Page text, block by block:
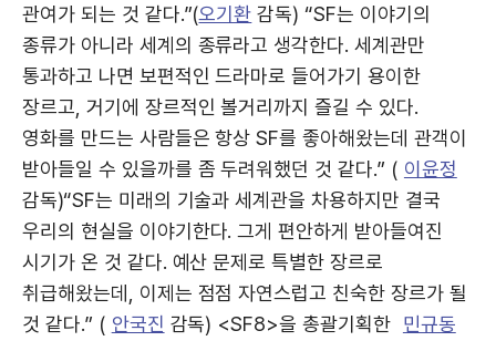
관여가 되는 것 같다.”(오기환 감독) “SF는 이야기의
종류가 아니라 세계의 종류라고 생각한다. 세계관만
통과하고 나면 보편적인 드라마로 들어가기 용이한
장르고, 거기에 장르적인 볼거리까지 즐길 수 있다.
영화를 만드는 사람들은 항상 SF를 좋아해왔는데 관객이
받아들일 수 있을까를 좀 두려워했던 것 같다.” ( 이윤정
감독)“SF는 미래의 기술과 세계관을 차용하지만 결국
우리의 현실을 이야기한다. 그게 편안하게 받아들여진
시기가 온 것 같다. 예산 문제로 특별한 장르로
취급해왔는데, 이제는 점점 자연스럽고 친숙한 장르가 될
것 같다.” ( 안국진 감독) <SF8>을 총괄기획한 민규동